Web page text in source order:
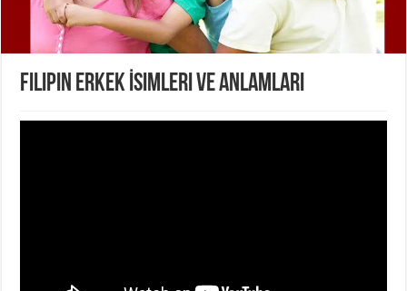
Filipin Erkek İsimleri ve Anlamları